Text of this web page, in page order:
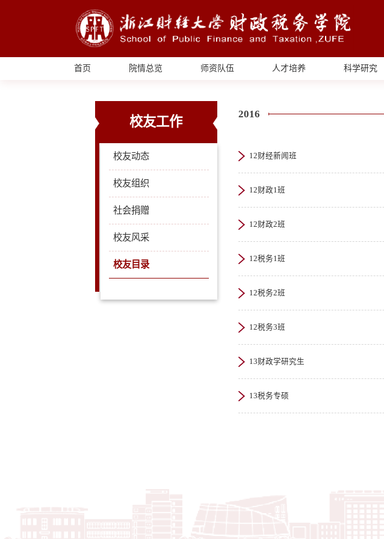
首页 院情总览 师资队伍 人才培养 科学研究
校友工作
校友动态
校友组织
社会捐赠
校友风采
校友目录
2016
12财经新闻班
12财政1班
12财政2班
12税务1班
12税务2班
12税务3班
13财政学研究生
13税务专硕